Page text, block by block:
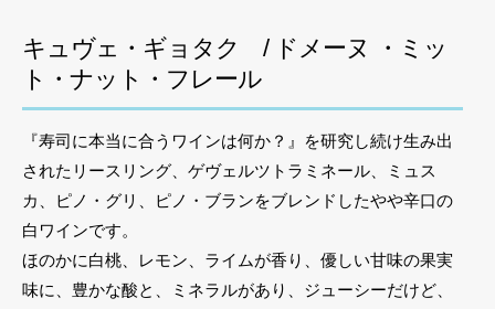
キュヴェ・ギョタク / ドメーヌ ・ミッ
ト・ナット・フレール
『寿司に本当に合うワインは何か？』を研究し続け生み出
されたリースリング、ゲヴェルツトラミネール、ミュス
カ、ピノ・グリ、ピノ・ブランをブレンドしたやや辛口の
白ワインです。
ほのかに白桃、レモン、ライムが香り、優しい甘味の果実
味に、豊かな酸と、ミネラルがあり、ジューシーだけど、